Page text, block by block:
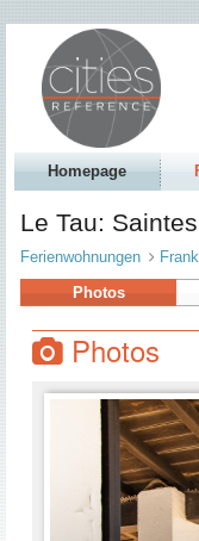
Homepage
Le Tau:
Ferienwohnungen
Photos
Photos